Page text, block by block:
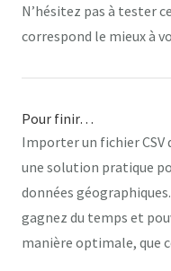
N’hésitez pas à tester
correspond le mieux à
Pour finir…
Importer un fichier CSV
une solution pratique
données
gagnez du temps et
manière optimale, que